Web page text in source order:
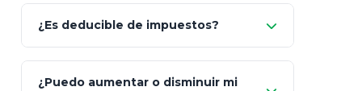
GNP (Proyecta)
¿Es deducible de impuestos?
¿Puedo aumentar o disminuir mi